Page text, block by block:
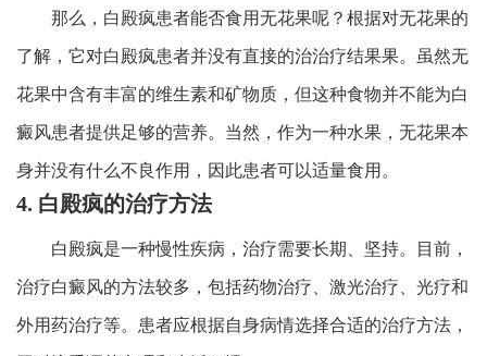
那么，白殿疯患者能否食用无花果呢？根据对无花果的
了解，它对白殿疯患者并没有直接的治治疗结果果。虽然无
花果中含有丰富的维生素和矿物质，但这种食物并不能为白
癜风患者提供足够的营养。当然，作为一种水果，无花果本
身并没有什么不良作用，因此患者可以适量食用。
4. 白殿疯的治疗方法
白殿疯是一种慢性疾病，治疗需要长期、坚持。目前，
治疗白癜风的方法较多，包括药物治疗、激光治疗、光疗和
外用药治疗等。患者应根据自身病情选择合适的治疗方法，